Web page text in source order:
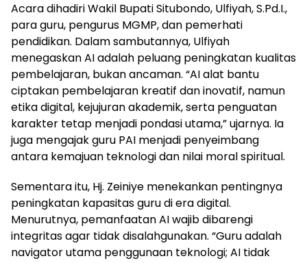
Acara dihadiri Wakil Bupati Situbondo, Ulfiyah, S.Pd.I.,
para guru, pengurus MGMP, dan pemerhati
pendidikan. Dalam sambutannya, Ulfiyah
menegaskan AI adalah peluang peningkatan kualitas
pembelajaran, bukan ancaman. “AI alat bantu
ciptakan pembelajaran kreatif dan inovatif, namun
etika digital, kejujuran akademik, serta penguatan
karakter tetap menjadi pondasi utama,” ujarnya. Ia
juga mengajak guru PAI menjadi penyeimbang
antara kemajuan teknologi dan nilai moral spiritual.
Sementara itu, Hj. Zeiniye menekankan pentingnya
peningkatan kapasitas guru di era digital.
Menurutnya, pemanfaatan AI wajib dibarengi
integritas agar tidak disalahgunakan. “Guru adalah
navigator utama penggunaan teknologi; AI tidak